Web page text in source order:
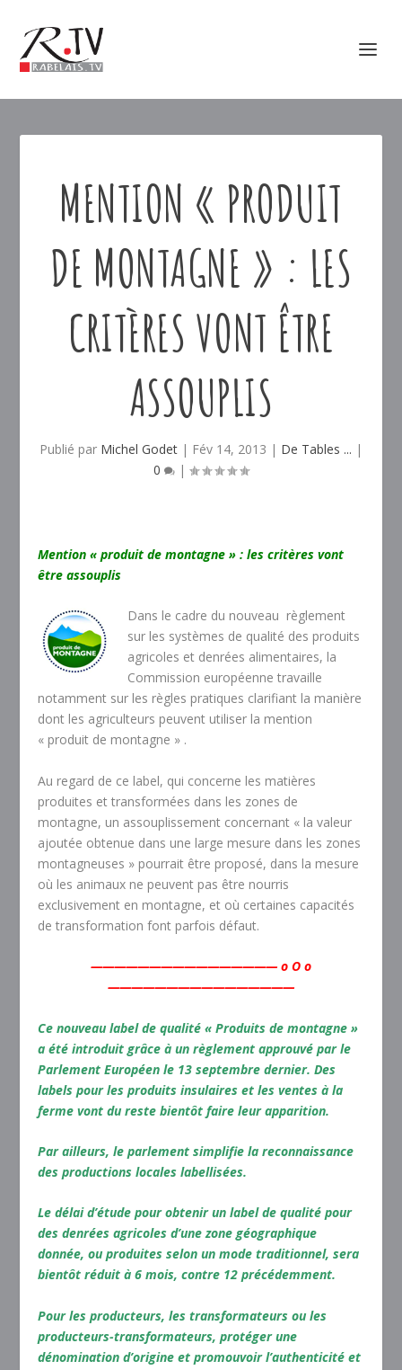
MENTION « PRODUIT
DE MONTAGNE » : LES
CRITÈRES VONT ÊTRE
ASSOUPLIS
Publié par Michel Godet | Fév 14, 2013 | De Tables ... |
0
|
Mention « produit de montagne » : les critères vont
être assouplis
Dans le cadre du nouveau règlement
sur les systèmes de qualité des produits
agricoles et denrées alimentaires, la
Commission européenne travaille
notamment sur les règles pratiques clarifiant la manière
dont les agriculteurs peuvent utiliser la mention
« produit de montagne » .
Au regard de ce label, qui concerne les matières
produites et transformées dans les zones de
montagne, un assouplissement concernant « la valeur
ajoutée obtenue dans une large mesure dans les zones
montagneuses » pourrait être proposé, dans la mesure
où les animaux ne peuvent pas être nourris
exclusivement en montagne, et où certaines capacités
de transformation font parfois défaut.
———————————————— o O o
————————————————
Ce nouveaulabel de qualité « Produits de montagne »
a été introduit grâce à un règlement approuvé par le
Parlement Européen le 13 septembre dernier. Des
labels pour lesproduits insulaires et lesventes à la
fermevont du reste bientôt faire leur apparition.
Par ailleurs, le parlement simplifie la reconnaissance
des productions locales labellisées.
Le délai d’étude pour obtenir un label de qualitépour
des denrées agricoles d’une zone géographique
donnée, ou produites selon un mode traditionnel, sera
bientôt réduit à 6 mois, contre 12 précédemment.
Pour les producteurs, les transformateurs ou les
producteurs-transformateurs, protéger une
dénomination d’origine et promouvoir l’authenticité et